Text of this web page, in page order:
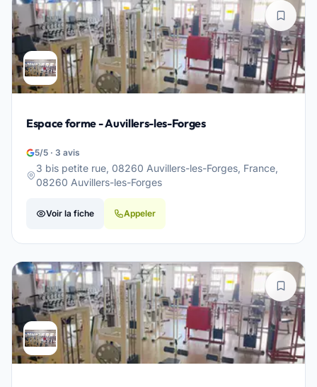
Espace forme - Auvillers-les-Forges
5/5 · 3 avis
3 bis petite rue, 08260 Auvillers-les-Forges, France,
08260 Auvillers-les-Forges
Voir la fiche Appeler